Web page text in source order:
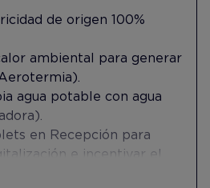
de origen 100%
ambiental para generar
agua potable con agua
en Recepción para
e incentivar el